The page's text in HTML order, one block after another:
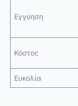
Εγγύηση
Κόστος
Ευκολία